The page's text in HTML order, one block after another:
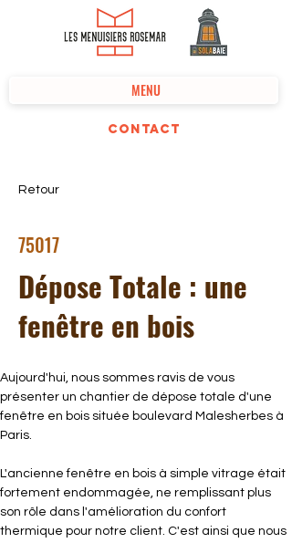
Contact
MENU
Retour
75017
Dépose Totale : une
fenêtre en bois
Aujourd'hui, nous sommes ravis de vous
présenter un chantier de dépose totale d'une
fenêtre en bois située boulevard Malesherbes à
Paris.
L'ancienne fenêtre en bois à simple vitrage était
fortement endommagée, ne remplissant plus
son rôle dans l'amélioration du confort
thermique pour notre client. C'est ainsi que nous